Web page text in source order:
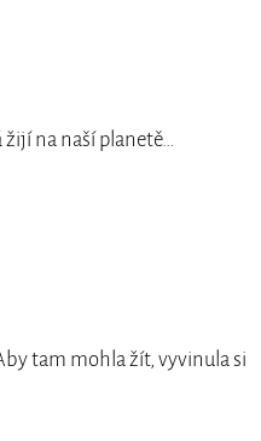
na naší planetě…
tam mohla žít, vyvinula si